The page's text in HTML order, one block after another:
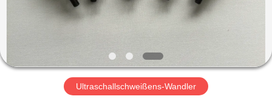
ÜBER
FABRIK-
AUSFLUGUltraschallschweißens-Wandler